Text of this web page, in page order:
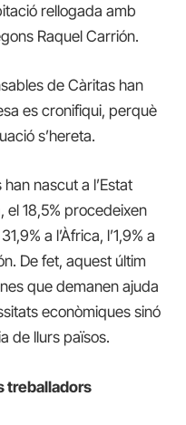
rellogada amb
Raquel Carrión.
de Càritas han
es cronifiqui, perquè
s’hereta.
nascut a l’Estat
el 18,5% procedeixen
a l’Àfrica, l’1,9% a
De fet, aquest últim
que demanen ajuda
econòmiques sinó
de llurs països.
treballadors